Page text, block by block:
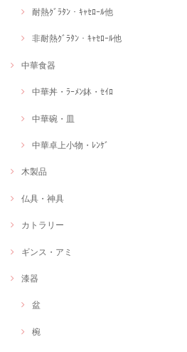
耐熱ｸﾞﾗﾀﾝ・ｷｬｾﾛｰﾙ他
非耐熱ｸﾞﾗﾀﾝ・ｷｬｾﾛｰﾙ他
中華食器
中華丼・ﾗｰﾒﾝ鉢・ｾｲﾛ
中華碗・皿
中華卓上小物・ﾚﾝｹﾞ
木製品
仏具・神具
カトラリー
ギンス・アミ
漆器
盆
椀